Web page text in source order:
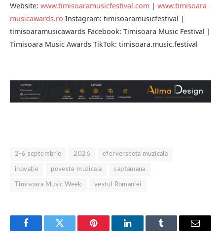
Website: www.timisoaramusicfestival.com | www.timisoara
musicawards.ro Instagram: timisoaramusicfestival |
timisoaramusicawards Facebook: Timisoara Music Festival |
Timisoara Music Awards TikTok: timisoara.music.festival
2-6 septembrie 2026 eferversceta muzicala
inovație poveste muzicala saptamana
Timisoara Music Week vestul Romaniei
FacebookTwitter Pinterest LinkedInTumblr Email